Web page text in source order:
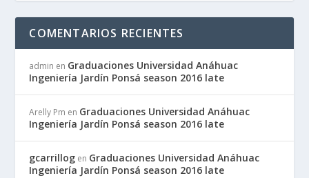
COMENTARIOS RECIENTES
admin en Graduaciones Universidad Anáhuac
Ingeniería Jardín Ponsá season 2016 late
Arelly Pm en Graduaciones Universidad Anáhuac
Ingeniería Jardín Ponsá season 2016 late
gcarrillog en Graduaciones Universidad Anáhuac
Ingeniería Jardín Ponsá season 2016 late